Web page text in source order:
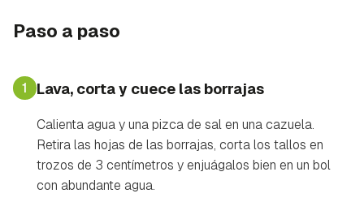
Paso a paso
1 Lava, corta y cuece las borrajas
Calienta agua y una pizca de sal en una cazuela.
Retira las hojas de las borrajas, corta los tallos en
trozos de 3 centímetros y enjuágalos bien en un bol
con abundante agua.